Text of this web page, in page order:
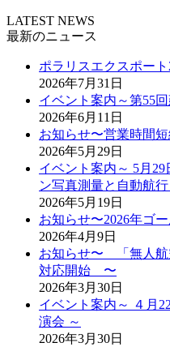
LATEST NEWS
最新のニュース
ポラリスエクスポー
2026年7月31日
イベント案内～第55
2026年6月11日
お知らせ〜営業時間
2026年5月29日
イベント案内～ 5月
ン写真測量と自動航
2026年5月19日
お知らせ〜2026年ゴ
2026年4月9日
お知らせ〜 「無人航
対応開始 〜
2026年3月30日
イベント案内～ ４月
演会 ～
2026年3月30日